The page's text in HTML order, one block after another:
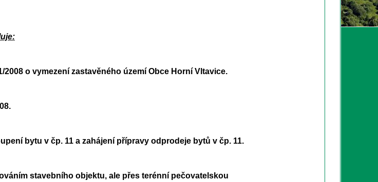
o vymezení zastavěného území Obce Horní Vltavice.
bytu v čp. 11 a zahájení přípravy odprodeje bytů v čp. 11.
stavebního objektu, ale přes terénní pečovatelskou